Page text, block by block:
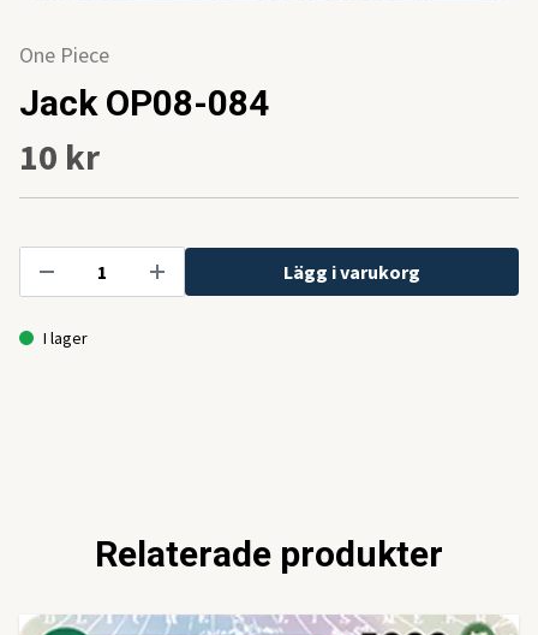
One Piece
Jack OP08-084
10 kr
Lägg i varukorg
I lager
Relaterade produkter